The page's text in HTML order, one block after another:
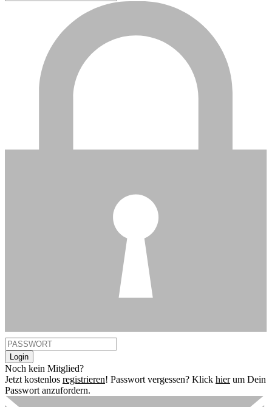
Login
Noch kein Mitglied?
Jetzt kostenlos registrieren! Passwort vergessen? Klick hierum Dein
Passwort anzufordern.